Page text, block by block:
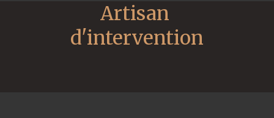
Artisan
d'intervention